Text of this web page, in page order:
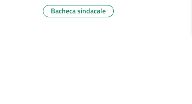
Bacheca sindacale